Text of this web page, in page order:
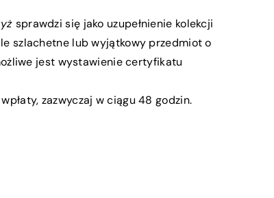
sprawdzi się jako uzupełnienie kolekcji
szlachetne lub wyjątkowy przedmiot o
jest wystawienie certyfikatu
zazwyczaj w ciągu 48 godzin.